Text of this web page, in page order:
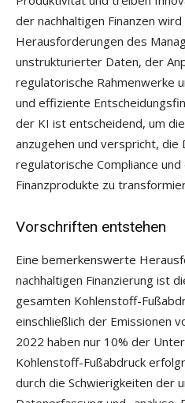
der nachhaltigen Finanzen
Herausforderungen des
unstrukturierter Daten, der
regulatorische Rahmenwerke
und effiziente
der KI ist entscheidend, um
anzugehen und verspricht,
regulatorische Compliance
Finanzprodukte zu
Vorschriften entstehen
Eine bemerkenswerte
nachhaltigen Finanzierung ist
gesamten Kohlenstoff-
einschließlich der Emissionen
2022 haben nur 10% der
Kohlenstoff-Fußabdruck
durch die Schwierigkeiten der